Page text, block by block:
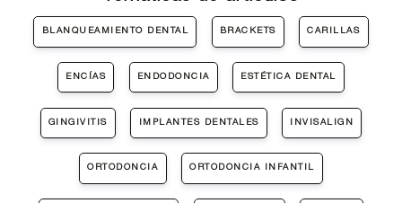
BLANQUEAMIENTO DENTAL BRACKETS CARILLAS
ENCÍAS ENDODONCIA ESTÉTICA DENTAL
GINGIVITIS IMPLANTES DENTALES INVISALIGN
ORTODONCIA ORTODONCIA INFANTIL